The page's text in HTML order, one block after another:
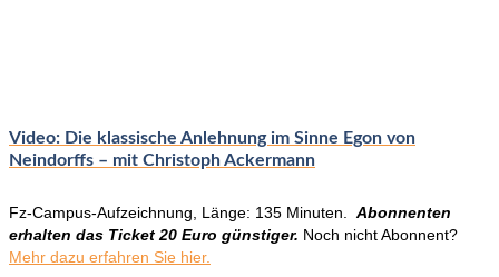
Video: Die klassische Anlehnung im Sinne Egon von
Neindorffs – mit Christoph Ackermann
Fz-Campus-Aufzeichnung, Länge: 135 Minuten. Abonnenten
erhalten das Ticket 20 Euro günstiger. Noch nicht Abonnent?
Mehr dazu erfahren Sie hier.